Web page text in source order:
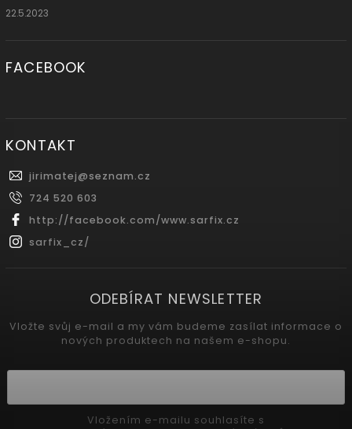
22.5.2023
FACEBOOK
KONTAKT
jirimatej@seznam.cz
724 520 603
http://facebook.com/www.sarfix.cz
sarfix_cz/
ODEBÍRAT NEWSLETTER
Vložte svůj e-mail a my vám budeme zasílat informace o
nových produktech na našem e-shopu.